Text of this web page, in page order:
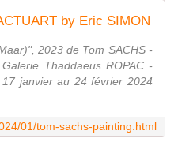
by Eric SIMON
2023 de Tom SACHS -
Thaddaeus ROPAC -
janvier au 24 février 2024
01/tom-sachs-painting.html